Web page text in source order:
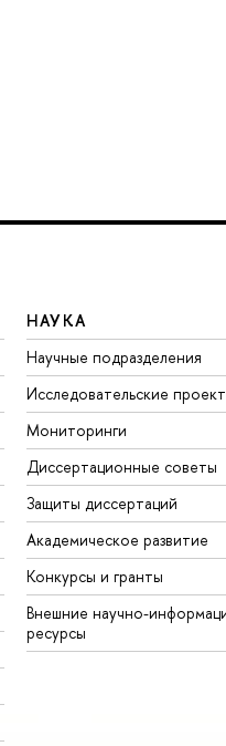
НАУКА
Научные подразделения
Исследовательские
Мониторинги
Диссертационные советы
Защиты диссертаций
Академическое развитие
Конкурсы и гранты
Внешние научно-
ресурсы